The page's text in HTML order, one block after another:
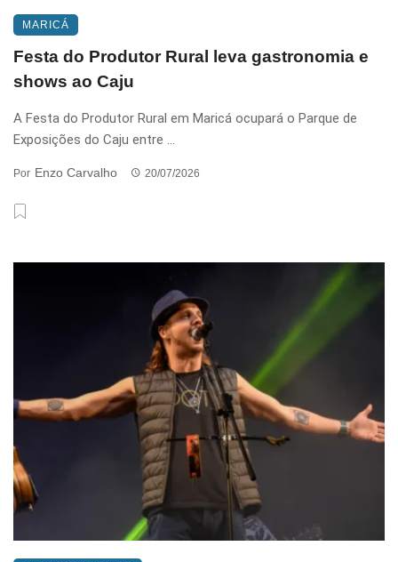
MARICÁ
Festa do Produtor Rural leva gastronomia e
shows ao Caju
A Festa do Produtor Rural em Maricá ocupará o Parque de
Exposições do Caju entre ...
Por Enzo Carvalho 20/07/2026